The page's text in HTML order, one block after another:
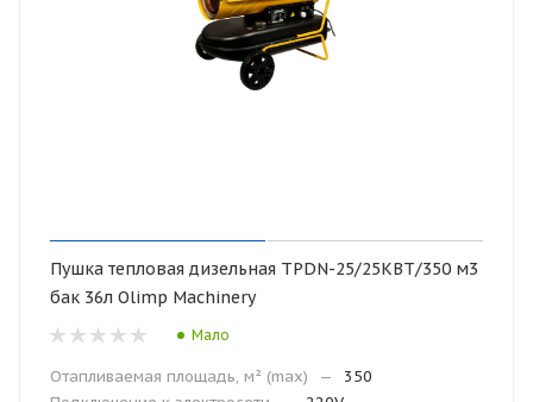
Пушка тепловая дизельная TPDN-25/25КВТ/350 м3
бак 36л Olimp Machinery
Мало
Отапливаемая площадь, м² (max) —
350